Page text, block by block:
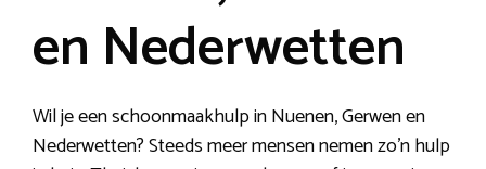
en Nederwetten
Wil je een schoonmaakhulp in Nuenen, Gerwen en
Nederwetten? Steeds meer mensen nemen zo’n hulp